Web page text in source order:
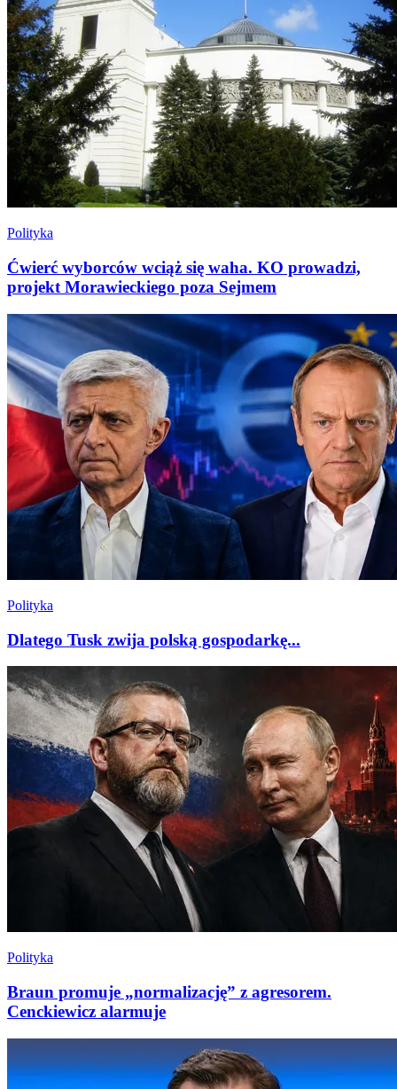
Polityka
Ćwierć wyborców wciąż się waha. KO prowadzi,
projekt Morawieckiego poza Sejmem
Polityka
Dlatego Tusk zwija polską gospodarkę...
Polityka
Braun promuje „normalizację” z agresorem.
Cenckiewicz alarmuje